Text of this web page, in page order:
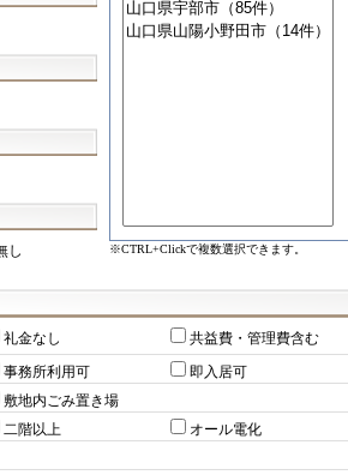
し ※CTRL+Clickで複数選択できます。
礼金なし 共益費・管理費含む
事務所利用可 即入居可
敷地内ごみ置き場
二階以上 オール電化